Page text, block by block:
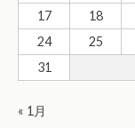
17
18
24
25
31
« 1月